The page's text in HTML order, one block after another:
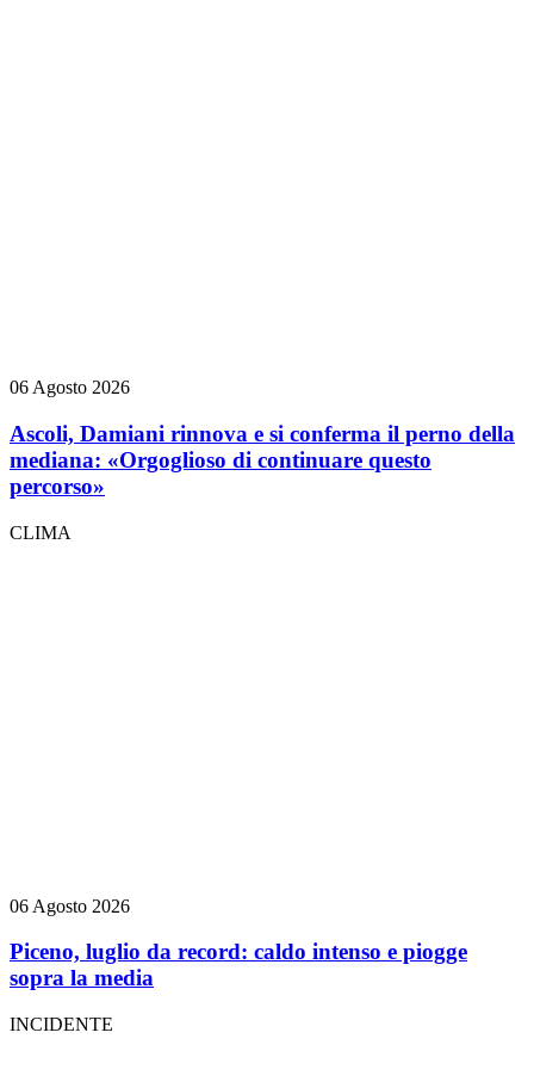
06 Agosto 2026
Ascoli, Damiani rinnova e si conferma il perno della
mediana: «Orgoglioso di continuare questo
percorso»
CLIMA
06 Agosto 2026
Piceno, luglio da record: caldo intenso e piogge
sopra la media
INCIDENTE